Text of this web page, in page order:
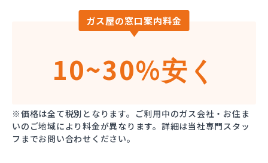
ガス屋の窓口案内料金
10~30%安く
※価格は全て税別となります。ご利用中のガス会社・お住ま
いのご地域により料金が異なります。詳細は当社専門スタッ
フまでお問い合わせください。